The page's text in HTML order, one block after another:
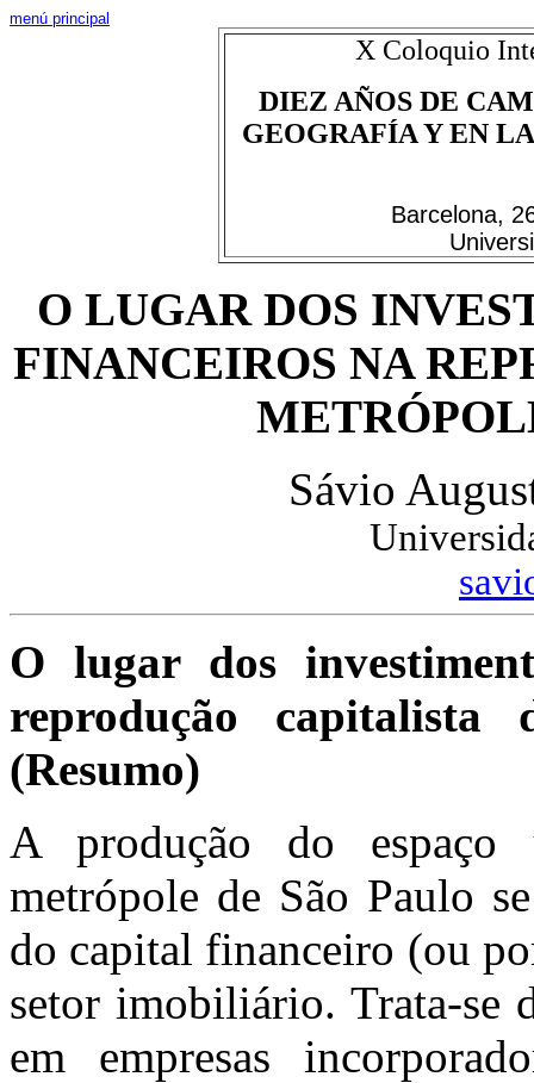
menú principal
X Coloquio
DIEZ AÑOS DE
GEOGRAFÍA Y EN
Barcelona,
O LUGAR DOS
FINANCEIROS NA
Sávio
O lugar dos
reprodução
(Resumo)
A produção do espaço
metrópole de São Paulo
do capital financeiro (ou
setor imobiliário. Trata-se
em empresas